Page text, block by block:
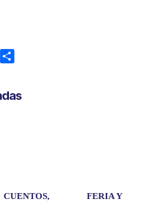
p
CUENTOS,
FERIA Y